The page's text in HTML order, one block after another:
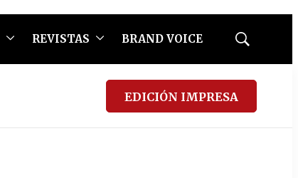
REVISTAS BRAND VOICE
Mostrar
EDICIÓN IMPRESA